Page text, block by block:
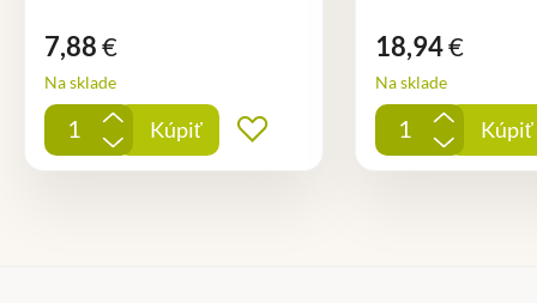
7,88€
Na sklade
+
-
Kúpiť Pridať do obľúbených
18,94€
Na sklade
+
-
Kúpiť